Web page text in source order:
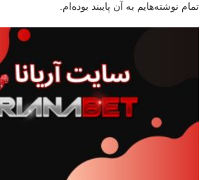
تمام نوشته‌هایم به آن پایبند بوده‌ام.